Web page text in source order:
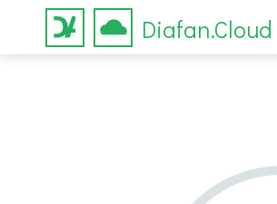
Diafan.Cloud